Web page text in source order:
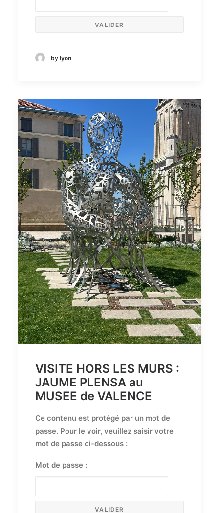
by lyon
VISITE HORS LES MURS :
JAUME PLENSA au
MUSEE de VALENCE
Ce contenu est protégé par un mot de
passe. Pour le voir, veuillez saisir votre
mot de passe ci-dessous :
Mot de passe :